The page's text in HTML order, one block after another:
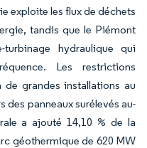
exploite les flux de déchets
tandis que le Piémont
hydraulique qui
Les restrictions
grandes installations au
des panneaux surélevés au-
a ajouté 14,10 % de la
géothermique de 620 MW